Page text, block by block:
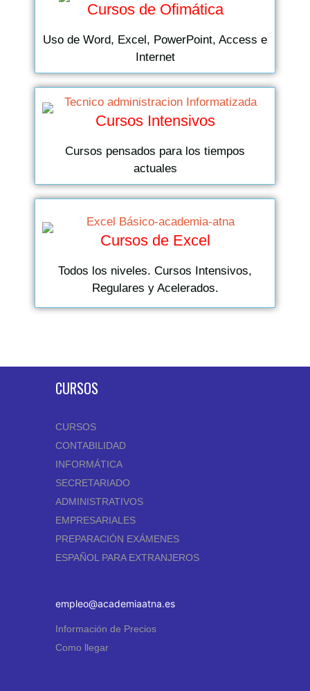
Cursos de Ofimática
Uso de Word, Excel, PowerPoint, Access e
Internet
Cursos Intensivos
Cursos pensados para los tiempos
actuales
Cursos de Excel
Todos los niveles. Cursos Intensivos,
Regulares y Acelerados.
CURSOS
CURSOS
CONTABILIDAD
INFORMÁTICA
SECRETARIADO
ADMINISTRATIVOS
EMPRESARIALES
PREPARACIÓN EXÁMENES
ESPAÑOL PARA EXTRANJEROS
empleo@academiaatna.es
Información de Precios
Como llegar